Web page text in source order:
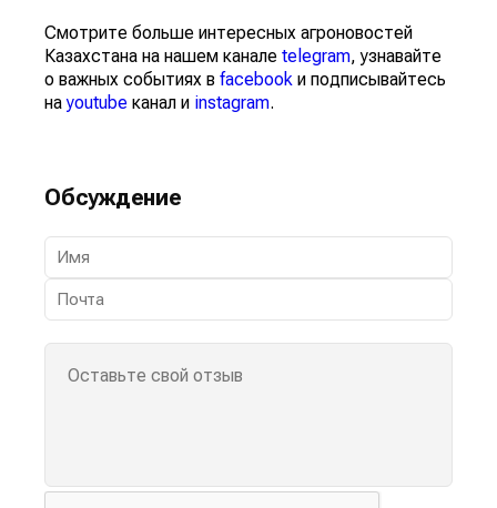
Смотрите больше интересных агроновостей
Казахстана на нашем канале telegram, узнавайте
о важных событиях в facebook и подписывайтесь
наyoutube канал и instagram.
Обсуждение